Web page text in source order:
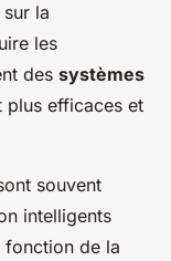
la
les
des systèmes
plus efficaces et
souvent
intelligents
fonction de la